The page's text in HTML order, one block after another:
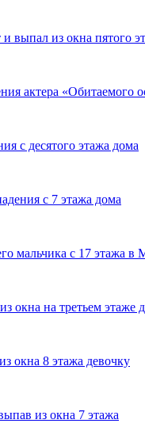
и выпал из окна пятого
актера «Обитаемого
с десятого этажа дома
с 7 этажа дома
мальчика с 17 этажа в
окна на третьем этаже
окна 8 этажа девочку
из окна 7 этажа